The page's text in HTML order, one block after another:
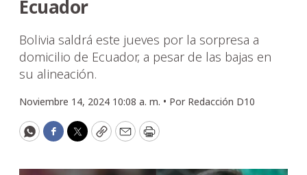
Ecuador
Bolivia saldrá este jueves por la sorpresa a
domicilio de Ecuador, a pesar de las bajas en
su alineación.
Noviembre 14, 2024 10:08 a. m. • Por Redacción D10
WhatsApp
Facebook
Twitter
CopyEmailPrint